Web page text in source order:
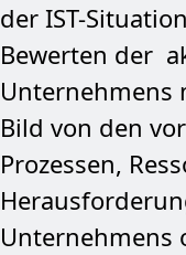
der IST-
Bewerten der
Unternehmens
Bild von den
Prozessen,
Unternehmens